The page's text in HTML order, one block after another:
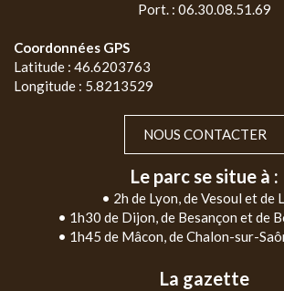
Port. : 06.30.08.51.69
Coordonnées GPS
Latitude : 46.6203763
Longitude : 5.8213529
NOUS CONTACTER
Le parc se situe à :
• 2h de Lyon, de Vesoul et de
• 1h30 de Dijon, de Besançon et de
• 1h45 de Mâcon, de Chalon-sur-
La gazette